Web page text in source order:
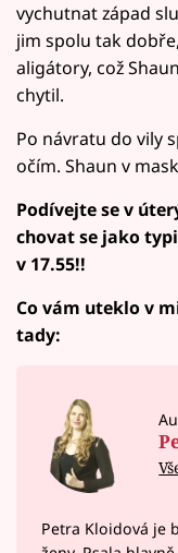
vychutnat západ
jim spolu tak
aligátory, což
chytil.
Po návratu do vily
očím. Shaun v
Podívejte se v
chovat se jako
v 17.55!!
Co vám uteklo v
tady:
Petra Kloidová je